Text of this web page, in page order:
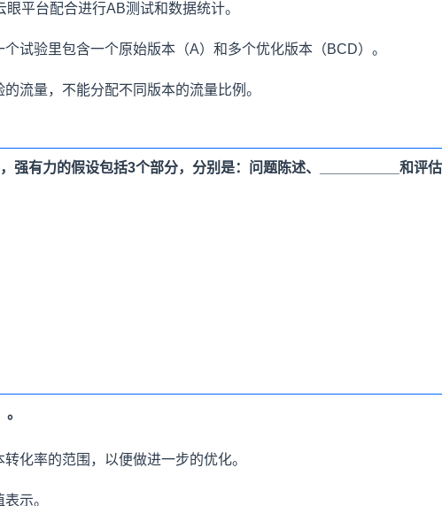
眼平台配合进行AB测试和数据统计。
个试验里包含一个原始版本（A）和多个优化版本（BCD）。
流量，不能分配不同版本的流量比例。
强有力的假设包括3个部分，分别是：问题陈述、__________和评
化率的范围，以便做进一步的优化。
示。